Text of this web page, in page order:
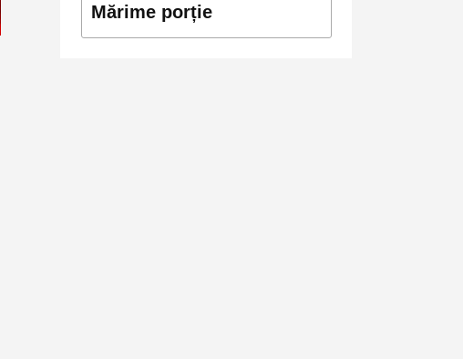
Mărime porție